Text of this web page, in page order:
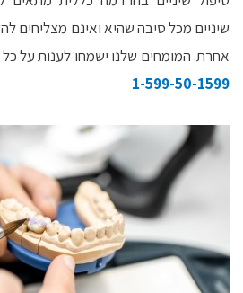
שיניים מכל סיבה שהיא ואינם מצליחים
אחרת. המומחים שלנו ישמחו לענות על כל
1-599-50-1599